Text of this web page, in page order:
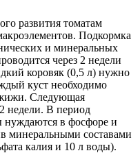
развития томатам
Подкормка
и минеральных
через 2 недели
коровяк (0,5 л) нужно
куст необходимо
Следующая
недели. В период
нуждаются в фосфоре и
минеральными составами
калия и 10 л воды).